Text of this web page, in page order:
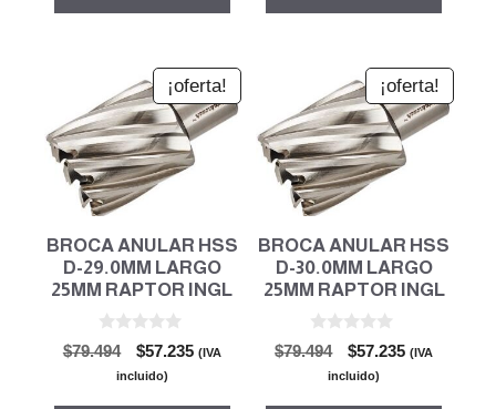
¡oferta!
BROCA ANULAR HSS
D-29.0MM LARGO
25MM RAPTOR INGL
0
d
$79.494
El
precio
$57.235El(IVA
incluido)
¡oferta!
BROCA ANULAR HSS
D-30.0MM LARGO
25MM RAPTOR INGL
0
d
$79.494
El
precio
$57.235El(IVA
incluido)